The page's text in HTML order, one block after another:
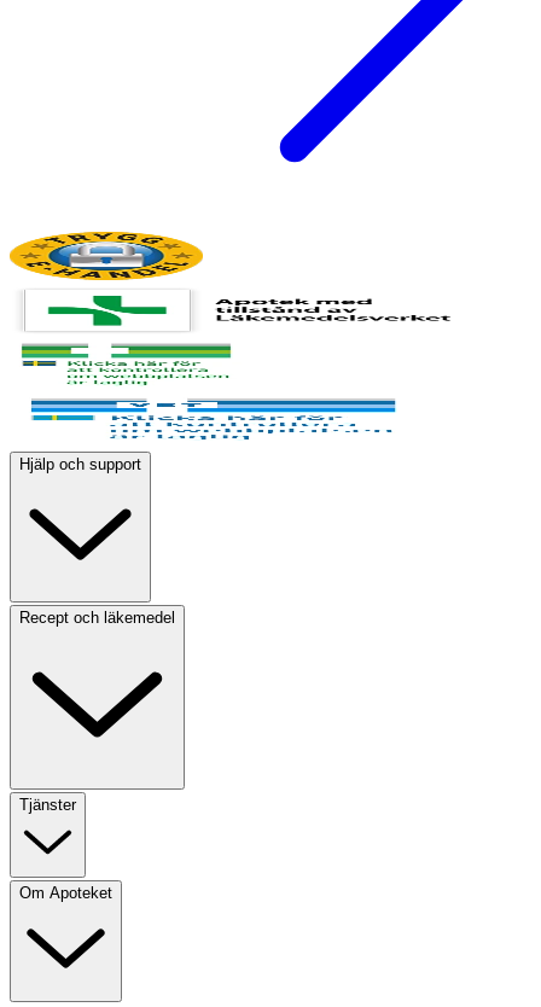
Hjälp och support
Recept och läkemedel
Tjänster
Om Apoteket